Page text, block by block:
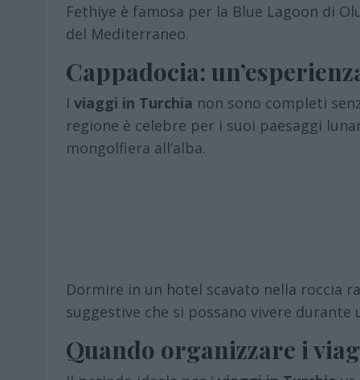
Fethiye è famosa per la Blue Lagoon di
del Mediterraneo.
Cappadocia:
I viaggi in Turchia non sono completi
regione è celebre per i suoi paesaggi
mongolfiera all’alba.
Dormire in un hotel scavato nella roccia
suggestive che si possano vivere durante
Quando organizzare i